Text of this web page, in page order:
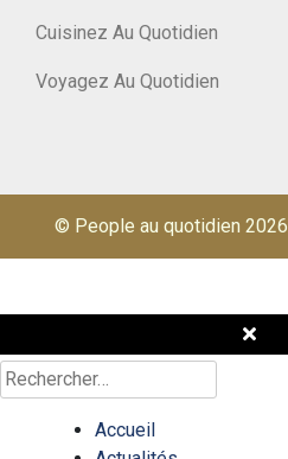
Cuisinez Au Quotidien
Voyagez Au Quotidien
© People au quotidien 2026
Rechercher :
Accueil